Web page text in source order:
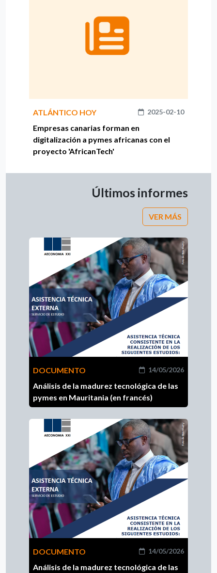
ATLÁNTICO HOY 2025-02-10
Empresas canarias forman en
digitalización a pymes africanas con el
proyecto 'AfricanTech'
Últimos informes
VER MÁS
DOCUMENTO 14/05/2026
Análisis de la madurez tecnológica de las
pymes en Mauritania (en francés)
DOCUMENTO 14/05/2026
Análisis de la madurez tecnológica de las